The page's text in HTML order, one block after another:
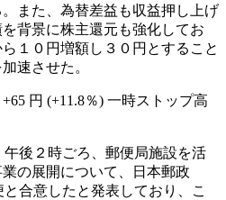
また、為替差益も収益押し上げ
背景に株主還元も強化してお
１０円増額し３０円とすること
速させた。
+65 円 (+11.8％) 一時ストップ高
午後２時ごろ、郵便局施設を活
の展開について、日本郵政
合意したと発表しており、こ